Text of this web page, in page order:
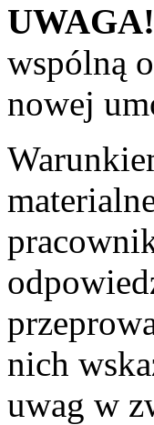
UWAGA!
wspólną
nowej
nich
uwag w